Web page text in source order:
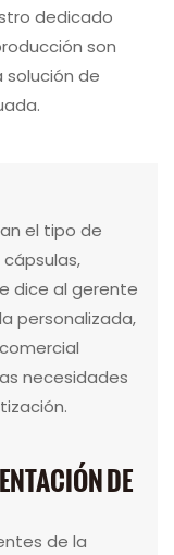
dedicado
son
de
el tipo de
dice al gerente
personalizada,
necesidades
DE
de la